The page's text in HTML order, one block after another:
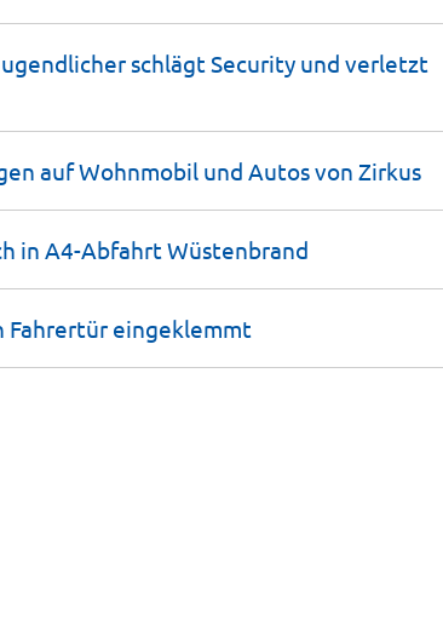
schlägt Security und verletzt
auf Wohnmobil und Autos von Zirkus
in A4-AbfahrtWüstenbrand
Fahrertür eingeklemmt